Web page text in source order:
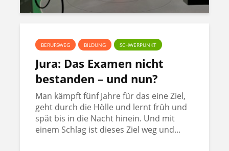
BERUFSWEG BILDUNG SCHWERPUNKT
Jura: Das Examen nicht
bestanden – und nun?
Man kämpft fünf Jahre für das eine Ziel,
geht durch die Hölle und lernt früh und
spät bis in die Nacht hinein. Und mit
einem Schlag ist dieses Ziel weg und...